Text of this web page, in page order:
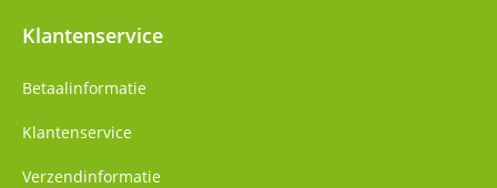
Klantenservice
Betaalinformatie
Klantenservice
Verzendinformatie